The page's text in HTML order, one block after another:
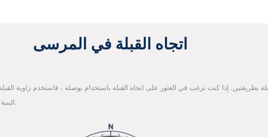
اتجاه القبلة في المرسى
بطريقتين. إذا كنت ترغب في العثور على اتجاه القبلة باستخدام بوصلة ، فاستخدم زاوية
البنية الأساسية لخرائط جوجل للعثور على اتجاه القبلة.